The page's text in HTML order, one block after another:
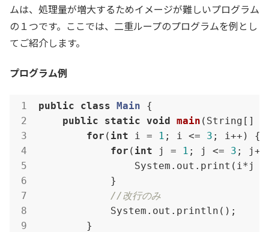
ムは、処理量が増大するためイメージが難しいプログラム
の１つです。ここでは、二重ループのプログラムを例とし
てご紹介します。
プログラム例
public class Main
{
public
static void main (String[]
for ( int i = 1 ; i <= 3 ; i++) {
for ( int j = 1 ; j <= 3 ;
System.out.print(i*j
            }
//改行のみ
            System.out.println();
        }